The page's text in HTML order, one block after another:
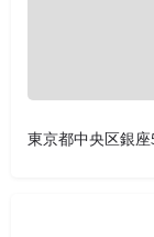
東京都中央区銀